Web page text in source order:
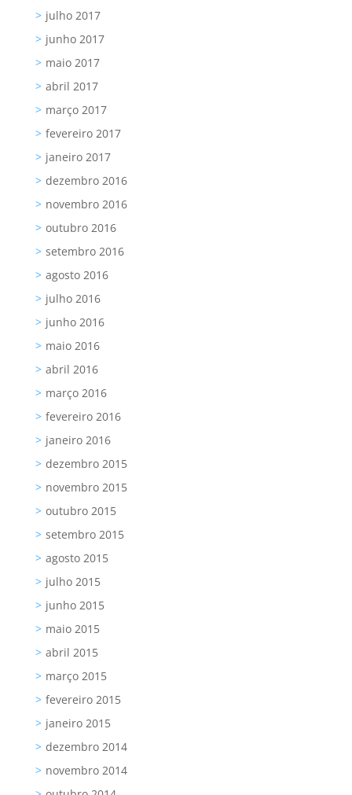
julho 2017
junho 2017
maio 2017
abril 2017
março 2017
fevereiro 2017
janeiro 2017
dezembro 2016
novembro 2016
outubro 2016
setembro 2016
agosto 2016
julho 2016
junho 2016
maio 2016
abril 2016
março 2016
fevereiro 2016
janeiro 2016
dezembro 2015
novembro 2015
outubro 2015
setembro 2015
agosto 2015
julho 2015
junho 2015
maio 2015
abril 2015
março 2015
fevereiro 2015
janeiro 2015
dezembro 2014
novembro 2014